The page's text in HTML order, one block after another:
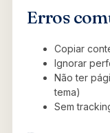
Erros
Copiar
Ignorar
Não ter
tema)
Sem